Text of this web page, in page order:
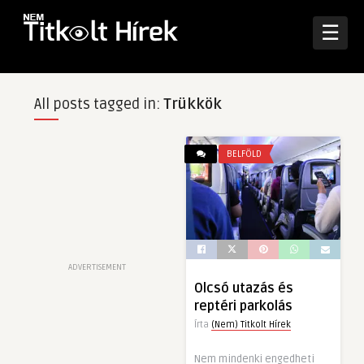
☰
All posts tagged in: Trükkök
ADVERTISEMENT
BELFÖLD
Olcsó utazás és
reptéri parkolás
Írta (Nem) Titkolt Hírek
Nem mindenki engedheti